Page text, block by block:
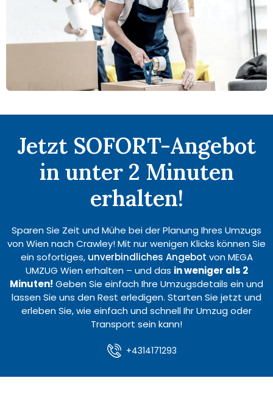
Jetzt SOFORT-Angebot
in unter 2 Minuten
erhalten!
Sparen Sie Zeit und Mühe bei der Planung Ihres Umzugs
von Wien nach Crawley! Mit nur wenigen Klicks können Sie
ein sofortiges, unverbindliches Angebot von MEGA
UMZUG Wien erhalten – und das in weniger als 2
Minuten! Geben Sie einfach Ihre Umzugsdetails ein und
lassen Sie uns den Rest erledigen. Starten Sie jetzt und
erleben Sie, wie einfach und schnell Ihr Umzug oder
Transport sein kann!
+4314171293